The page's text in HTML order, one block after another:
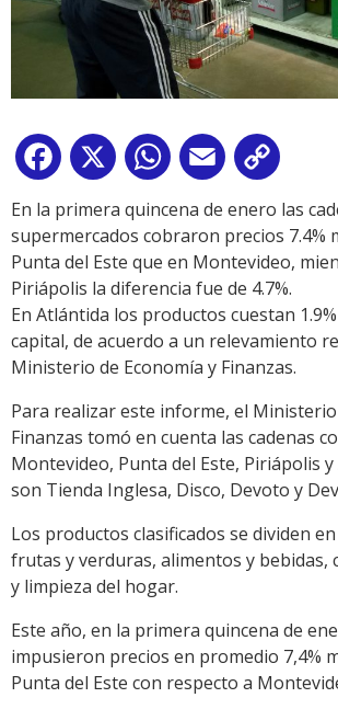
Facebook
X WhatsApp
Email
Link
En la primera quincena de enero las
supermercados cobraron precios 7.4%
Punta del Este que en Montevideo,
Piriápolis la diferencia fue de 4.7%.
En Atlántida los productos cuestan
capital, de acuerdo a un relevamiento
Ministerio de Economía y Finanzas.
Para realizar este informe, el
Finanzas tomó en cuenta las cadenas
Montevideo, Punta del Este, Piriápolis
son Tienda Inglesa, Disco, Devoto y
Los productos clasificados se dividen
frutas y verduras, alimentos y bebidas,
y limpieza del hogar.
Este año, en la primera quincena de
impusieron precios en promedio 7,4%
Punta del Este con respecto a